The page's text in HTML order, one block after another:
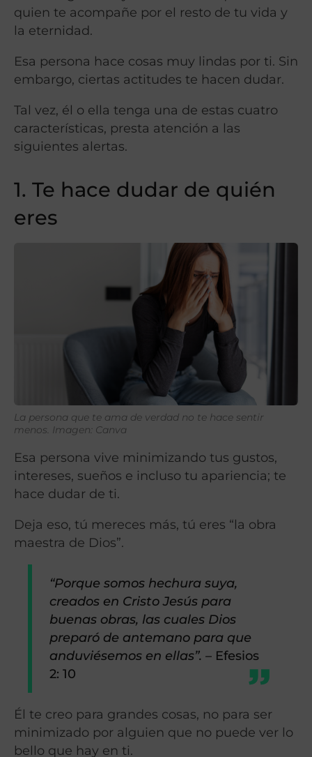
quien te acompañe por el resto de tu vida y
la eternidad.
Esa persona hace cosas muy lindas por ti. Sin
embargo, ciertas actitudes te hacen dudar.
Tal vez, él o ella tenga una de estas cuatro
características, presta atención a las
siguientes alertas.
1. Te hace dudar de quién
eres
La persona que te ama de verdad no te hace sentir
menos. Imagen: Canva
Esa persona vive minimizando tus gustos,
intereses, sueños e incluso tu apariencia; te
hace dudar de ti.
Deja eso, tú mereces más, tú eres “la obra
maestra de Dios”.
“Porque somos hechura suya,
creados en Cristo Jesús para
buenas obras, las cuales Dios
preparó de antemano para que
anduviésemos en ellas”.­– Efesios
2: 10
Él te creo para grandes cosas, no para ser
minimizado por alguien que no puede ver lo
bello que hay en ti.